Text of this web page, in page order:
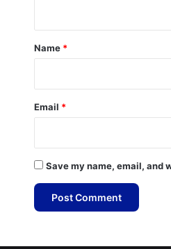
*
Name *
Email *
Save my name, email, and